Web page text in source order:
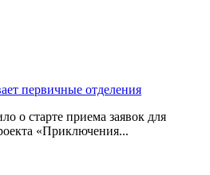
первичные отделения
о старте приема заявок для
«Приключения...